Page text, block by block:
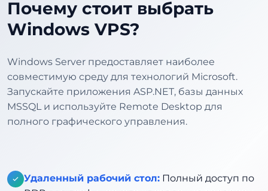
Почему стоит выбрать
Windows VPS?
Windows Server предоставляет наиболее
совместимую среду для технологий Microsoft.
Запускайте приложения ASP.NET, базы данных
MSSQL и используйте Remote Desktop для
полного графического управления.
Удаленный рабочий стол: Полный доступ по